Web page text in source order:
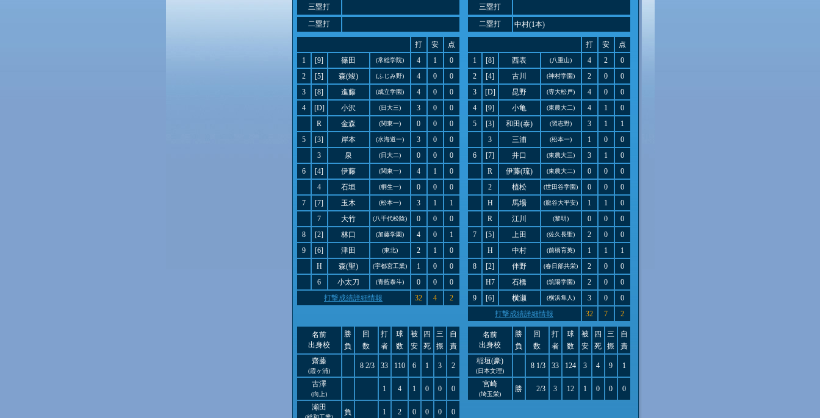
三塁打
三塁打
二塁打
二塁打 中村(1本)
打 安
点
1
[9] 篠田 (常総学院) 4 1
0
2
[5] 森(竣) (ふじみ野) 4 0
0
3
[8] 進藤 (成立学園) 4 0
0
4
[D] 小沢 (日大三) 3 0
0
R
金森 (関東一) 0 0
0
5
[3] 岸本 (水海道一) 3 0
0
3
泉 (日大二) 0 0
0
6
[4] 伊藤 (関東一) 4 1
0
4
石垣 (桐生一) 0 0
0
7
[7] 玉木 (松本一) 3 1
1
7
大竹 (八千代松陰) 0 0
0
8
[2] 林口 (加藤学園) 4 0
1
9
[6] 津田 (東北) 2 1
0
H
森(聖) (宇都宮工業) 1 0
0
6
小太刀 (青藍泰斗) 0 0
0
打撃成績詳細情報
32 4 2
打 安
点
1
[8] 西表 (八重山) 4 2
0
2
[4] 古川 (神村学園) 2 0
0
3
[D] 昆野 (専大松戸) 4 0
0
4
[9] 小亀 (東農大二) 4 1
0
5
[3] 和田(泰) (習志野) 3 1
1
3
三浦 (松本一) 1 0
0
6
[7] 井口 (東農大三) 3 1
0
R
伊藤(琉) (東農大二) 0 0
0
2
植松 (世田谷学園) 0 0
0
H
馬場 (龍谷大平安) 1 1
0
R
江川 (黎明) 0 0
0
7
[5] 上田 (佐久長聖) 2 0
0
H
中村 (前橋育英) 1 1
1
8
[2] 伴野 (春日部共栄) 2 0
0
H7
石橋 (筑陽学園) 2 0
0
9
[6] 横瀬 (横浜隼人) 3 0
0
打撃成績詳細情報
32 7 2
名前
出身校
勝
負
回
数
打
者
球
数
被
安
四
死
三
振
自
責
齋藤
(霞ヶ浦)
8 2/3 33 110 6 1 3 2
古澤
(向上)
1 4 1 0 0 0
瀬田
負 1 2 0 0 0 0
名前
出身校
勝
負
回
数
打
者
球
数
被
安
四
死
三
振
自
責
稲垣(豪)
(日本文理)
8 1/3 33 124 3 4 9 1
宮崎
(埼玉栄)
勝 2/3 3 12 1 0 0 0